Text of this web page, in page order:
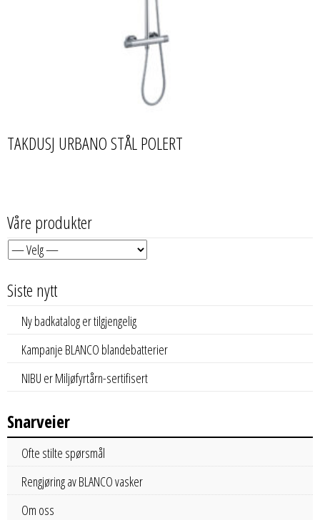
TAKDUSJ URBANO STÅL POLERT
Våre produkter
Siste nytt
Ny badkatalog er tilgjengelig
Kampanje BLANCO blandebatterier
NIBU er Miljøfyrtårn-sertifisert
Snarveier
Ofte stilte spørsmål
Rengjøring av BLANCO vasker
Om oss